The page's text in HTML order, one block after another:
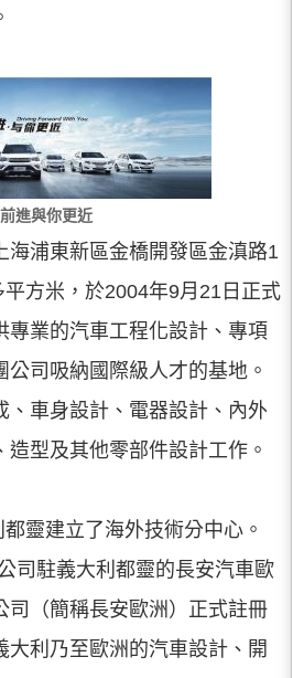
前進與你更近
海浦東新區金橋開發區金滇路1
方米，於2004年9月21日正式
專業的汽車工程化設計、專項
司吸納國際級人才的基地。
、車身設計、電器設計、內外
型及其他零部件設計工作。
靈建立了海外技術分中心。
司駐義大利都靈的長安汽車歐
司（簡稱長安歐洲）正式註冊
大利乃至歐洲的汽車設計、開